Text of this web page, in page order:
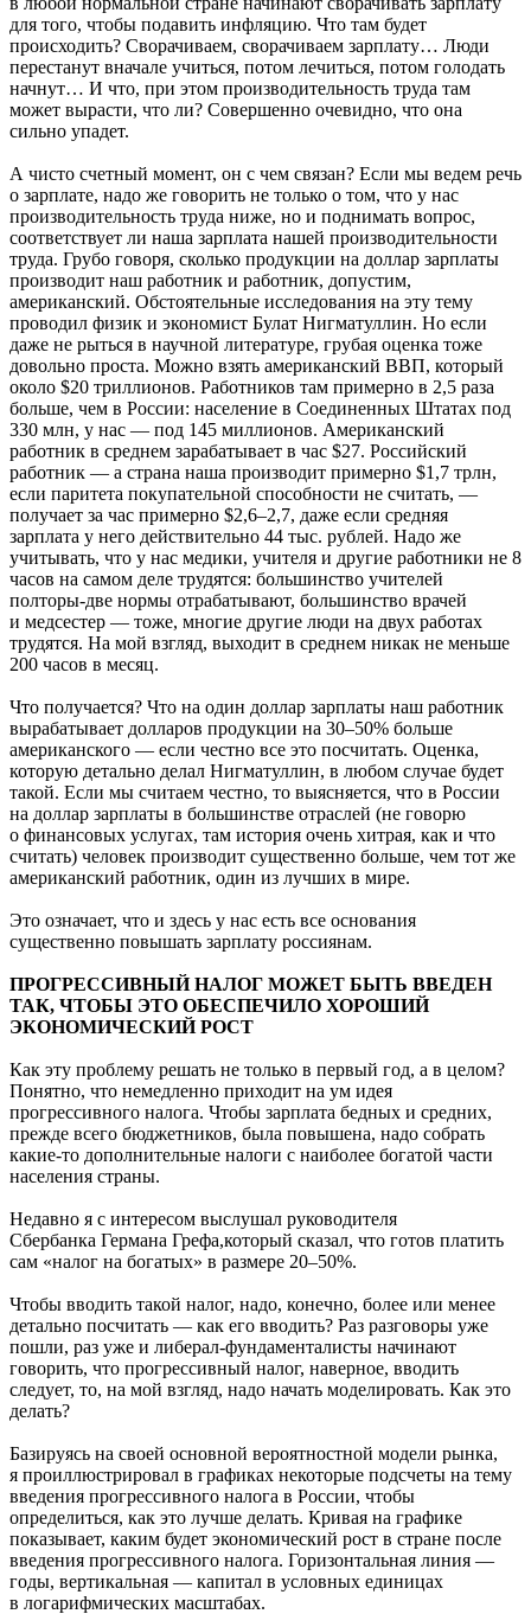
для того, чтобы подавить инфляцию. Что там будет
происходить? Сворачиваем, сворачиваем зарплату… Люди
перестанут вначале учиться, потом лечиться, потом голодать
начнут… И что, при этом производительность труда там
может вырасти, что ли? Совершенно очевидно, что она
сильно упадет.
А чисто счетный момент, он с чем связан? Если мы ведем речь
о зарплате, надо же говорить не только о том, что у нас
производительность труда ниже, но и поднимать вопрос,
соответствует ли наша зарплата нашей производительности
труда. Грубо говоря, сколько продукции на доллар зарплаты
производит наш работник и работник, допустим,
американский. Обстоятельные исследования на эту тему
проводил физик и экономист Булат Нигматуллин. Но если
даже не рыться в научной литературе, грубая оценка тоже
довольно проста. Можно взять американский ВВП, который
около $20 триллионов. Работников там примерно в 2,5 раза
больше, чем в России: население в Соединенных Штатах под
330 млн, у нас — под 145 миллионов. Американский
работник в среднем зарабатывает в час $27. Российский
работник — а страна наша производит примерно $1,7 трлн,
если паритета покупательной способности не считать, —
получает за час примерно $2,6–2,7, даже если средняя
зарплата у него действительно 44 тыс. рублей. Надо же
учитывать, что у нас медики, учителя и другие работники не 8
часов на самом деле трудятся: большинство учителей
полторы-две нормы отрабатывают, большинство врачей
и медсестер — тоже, многие другие люди на двух работах
трудятся. На мой взгляд, выходит в среднем никак не меньше
200 часов в месяц.
Что получается? Что на один доллар зарплаты наш работник
вырабатывает долларов продукции на 30–50% больше
американского — если честно все это посчитать. Оценка,
которую детально делал Нигматуллин, в любом случае будет
такой. Если мы считаем честно, то выясняется, что в России
на доллар зарплаты в большинстве отраслей (не говорю
о финансовых услугах, там история очень хитрая, как и что
считать) человек производит существенно больше, чем тот же
американский работник, один из лучших в мире.
Это означает, что и здесь у нас есть все основания
существенно повышать зарплату россиянам.
ПРОГРЕССИВНЫЙ НАЛОГ МОЖЕТ БЫТЬ ВВЕДЕН
ТАК, ЧТОБЫ ЭТО ОБЕСПЕЧИЛО ХОРОШИЙ
ЭКОНОМИЧЕСКИЙ РОСТ
Как эту проблему решать не только в первый год, а в целом?
Понятно, что немедленно приходит на ум идея
прогрессивного налога. Чтобы зарплата бедных и средних,
прежде всего бюджетников, была повышена, надо собрать
какие-то дополнительные налоги с наиболее богатой части
населения страны.
Недавно я с интересом выслушал руководителя
Сбербанка Германа Грефа,который сказал, что готов платить
сам «налог на богатых» в размере 20–50%.
Чтобы вводить такой налог, надо, конечно, более или менее
детально посчитать — как его вводить? Раз разговоры уже
пошли, раз уже и либерал-фундаменталисты начинают
говорить, что прогрессивный налог, наверное, вводить
следует, то, на мой взгляд, надо начать моделировать. Как это
делать?
Базируясь на своей основной вероятностной модели рынка,
я проиллюстрировал в графиках некоторые подсчеты на тему
введения прогрессивного налога в России, чтобы
определиться, как это лучше делать. Кривая на графике
показывает, каким будет экономический рост в стране после
введения прогрессивного налога. Горизонтальная линия —
годы, вертикальная — капитал в условных единицах
в логарифмических масштабах.